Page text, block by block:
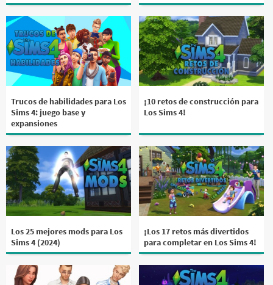
Trucos de habilidades para Los
Sims 4: juego base y
expansiones
¡10 retos de construcción para
Los Sims 4!
Los 25 mejores mods para Los
Sims 4 (2024)
¡Los 17 retos más divertidos
para completar en Los Sims 4!